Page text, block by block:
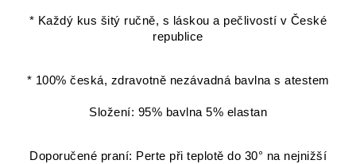
* Každý kus šitý ručně, s láskou a pečlivostí v České
republice
* 100% česká, zdravotně nezávadná bavlna s atestem
Složení: 95% bavlna 5% elastan
Doporučené praní: Perte při teplotě do 30° na nejnižší